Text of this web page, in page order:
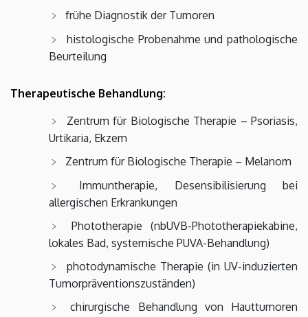
frühe Diagnostik der Tumoren
histologische Probenahme und pathologische
Beurteilung
Therapeutische Behandlung:
Zentrum für Biologische Therapie – Psoriasis,
Urtikaria, Ekzem
Zentrum für Biologische Therapie – Melanom
Immuntherapie, Desensibilisierung bei
allergischen Erkrankungen
Phototherapie (nbUVB-Phototherapiekabine,
lokales Bad, systemische PUVA-Behandlung)
photodynamische Therapie (in UV-induzierten
Tumorpräventionszuständen)
chirurgische Behandlung von Hauttumoren